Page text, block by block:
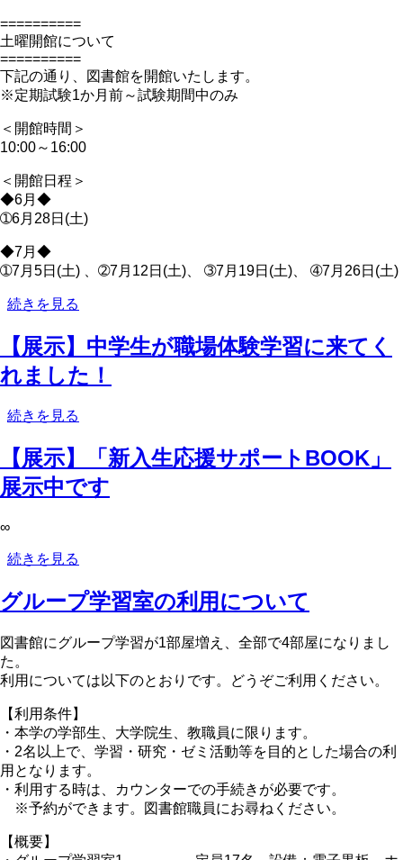
が
職
場
体
学
習
来
て
く
れ
ま
し
た！
==========
土曜開館について
==========
下記の通り、図書館を開館いたします。
※定期試験1か月前～試験期間中のみ
＜開館時間＞
10:00～16:00
＜開館日程＞
◆6月◆
➀6月28日(土)
◆7月◆
➀7月5日(土) 、➁7月12日(土)、 ➂7月19日(土)、 ➃7月26日(土)
土
開
館
に
い
の
続きを見る
【展示】中学生が職場体験学習に来てく
れました！
【展
中
学
生
職
場
体
学
に
来
て
れ
ま
し
た！
の
続きを見る
【展示】「新入生応援サポートBOOK」
展示中です
∞
【展
「新
入
生
応
援
サ
ポ
ー
ト
BOOK」
展
示
で
続きを見る
グループ学習室の利用について
図書館にグループ学習が1部屋増え、全部で4部屋になりまし
た。
利用については以下のとおりです。どうぞご利用ください。
【利用条件】
・本学の学部生、大学院生、教職員に限ります。
・2名以上で、学習・研究・ゼミ活動等を目的とした場合の利
用となります。
・利用する時は、カウンターでの手続きが必要です。
※予約ができます。図書館職員にお尋ねください。
【概要】